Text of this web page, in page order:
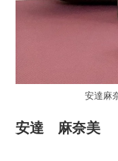
安達麻
安達 麻奈美